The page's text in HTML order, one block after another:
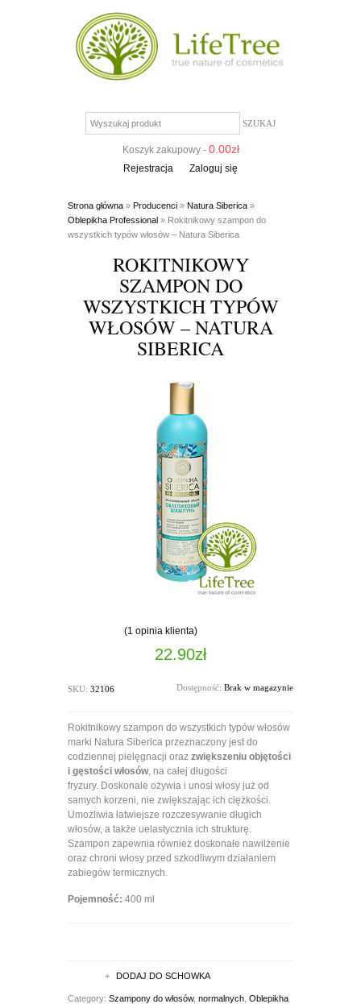
Koszyk zakupowy - 0.00zł
Rejestracja Zaloguj się
Strona główna » Producenci » Natura Siberica »
Oblepikha Professional » Rokitnikowy szampon do
wszystkich typów włosów – Natura Siberica
ROKITNIKOWY
SZAMPON DO
WSZYSTKICH TYPÓW
WŁOSÓW – NATURA
SIBERICA
podstawie
(1 opinia klienta)
22.90zł
SKU: 32106 Dostępność: Brak w magazynie
Rokitnikowy szampon do wszystkich typów włosów
marki Natura Siberica przeznaczony jest do
codziennej pielęgnacji oraz zwiększeniu objętości
i gęstości włosów, na całej długości
fryzury. Doskonale ożywia i unosi włosy już od
samych korzeni, nie zwiększając ich ciężkości.
Umożliwia łatwiejsze rozczesywanie długich
włosów, a także uelastycznia ich strukturę.
Szampon zapewnia również doskonałe nawilżenie
oraz chroni włosy przed szkodliwym działaniem
zabiegów termicznych.
Pojemność: 400 ml
DODAJ DO SCHOWKA
Category: Szampony do włosów, normalnych Oblepikha